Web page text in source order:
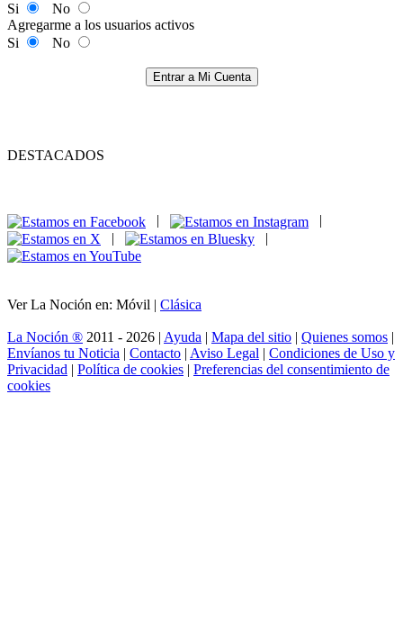
Si
No
Agregarme a los usuarios activos
Si
No
Entrar a Mi Cuenta
DESTACADOS
|
|
Ver La Noción en: Móvil | Clásica
La Noción ® 2011 - 2026 | Ayuda | Mapa del sitio | Quienes somos |
Envíanos tu Noticia | Contacto | Aviso Legal | Condiciones de Uso y
Privacidad | Política de cookies | Preferencias del consentimiento de
cookies